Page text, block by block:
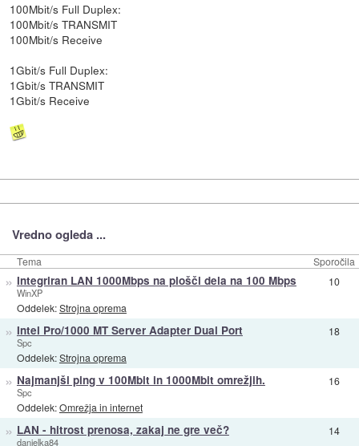
100Mbit/s Full Duplex:
100Mbit/s TRANSMIT
100Mbit/s Receive
1Gbit/s Full Duplex:
1Gbit/s TRANSMIT
1Gbit/s Receive
Vredno ogleda ...
Tema Sporočila
» Integriran LAN 1000Mbps na plošči dela na 100 Mbps
WinXP
Oddelek:Strojna oprema
10
» Intel Pro/1000 MT Server Adapter Dual Port
Spc
Oddelek:Strojna oprema
18
» Najmanjši ping v 100Mbit in 1000Mbit omrežjih.
Spc
Oddelek:Omrežja in internet
16
» LAN - hitrost prenosa, zakaj ne gre več?
danielka84
14